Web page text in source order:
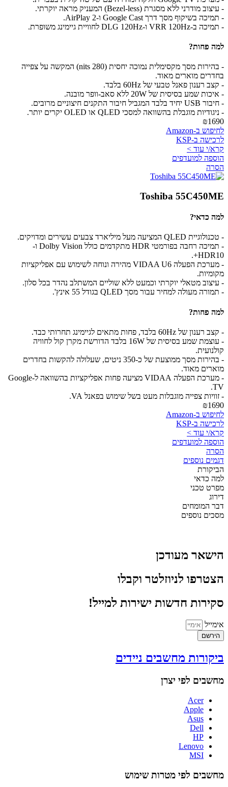
- עיצוב מודרני ללא מסגרת (Bezel-less) המעניק מראה יוקרתי.
- תמיכה בשיקוף מסך דרך Google Cast ו-AirPlay 2.
- תמיכה ב-VRR 120Hz ו-DLG 120Hz לחוויית גיימינג משופרת.
למה פחות?
- בהירות מסך מקסימלית נמוכה יחסית (280 nits) המקשה על צפייה
בחדרים מוארים מאוד.
- קצב רענון פאנל טבעי של 60Hz בלבד.
- איכות שמע בסיסית של 20W ללא סאב-וופר מובנה.
- חיבור USB יחיד בלבד המגביל חיבור התקנים חיצוניים מרובים.
- ניגודיות מוגבלת בהשוואה למסכי QLED או OLED יקרים יותר.
₪1690
לחיפוש ב-Amazon
לרכישה ב-KSP
קרא/י עוד >
הוספה למועדפים
הסרה
Toshiba 55C450ME
למה כדאי?
- טכנולוגיית QLED המציעה מעל מיליארד צבעים עשירים ומדויקים.
- תמיכה רחבה בפורמטי HDR מתקדמים כולל Dolby Vision ו-
HDR10+.
- מערכת הפעלה VIDAA U6 מהירה ונוחה לשימוש עם אפליקציות
מקומיות.
- עיצוב מטאלי יוקרתי וכמעט ללא שוליים המשתלב נהדר בכל סלון.
- תמורה מעולה למחיר עבור מסך QLED בגודל 55 אינץ'.
למה פחות?
- קצב רענון של 60Hz בלבד, פחות מתאים לגיימינג תחרותי כבד.
- עוצמת שמע בסיסית של 16W בלבד הדורשת מקרן קול לחוויה
קולנועית.
- בהירות מסך ממוצעת של כ-350 ניטים, שעלולה להקשות בחדרים
מוארים מאוד.
- מערכת הפעלה VIDAA מציעה פחות אפליקציות בהשוואה ל-Google
TV.
- זוויות צפייה מוגבלות מעט בשל שימוש בפאנל VA.
₪1690
לחיפוש ב-Amazon
לרכישה ב-KSP
קרא/י עוד >
הוספה למועדפים
הסרה
דגמים נוספים
הביקורת
למה כדאי
מפרט טכני
דירוג
דבר המומחים
מסכים נוספים
הישאר מעודכן
הצטרפו לניוזלטר וקבלו
סקירות חדשות ישירות למייל!
אימייל
הירשם
ביקורות מחשבים ניידים
מחשבים לפי יצרן
Acer
Apple
Asus
Dell
HP
Lenovo
MSI
מחשבים לפי מטרות שימוש